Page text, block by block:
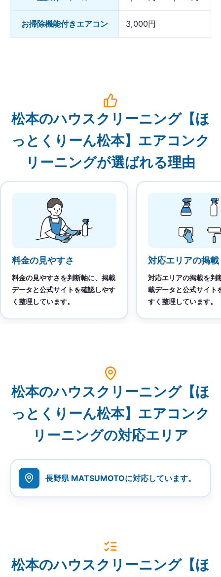
お掃除機能付きエアコン 3,000円
松本のハウスクリーニング【ほ
っとくりーん松本】エアコンク
リーニングが選ばれる理由
料金の見やすさ
料金の見やすさを判断軸に、掲載
データと公式サイトを確認しやす
く整理しています。
対応エリアの掲載
対応エリアの掲載を判
載データと公式サイト
すく整理しています。
松本のハウスクリーニング【ほ
っとくりーん松本】エアコンク
リーニングの対応エリア
長野県 MATSUMOTOに対応しています。
松本のハウスクリーニング【ほ